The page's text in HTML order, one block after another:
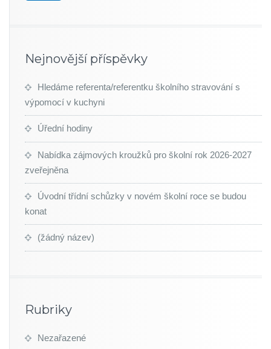
Nejnovější příspěvky
Hledáme referenta/referentku školního stravování s
výpomocí v kuchyni
Úřední hodiny
Nabídka zájmových kroužků pro školní rok 2026-2027
zveřejněna
Úvodní třídní schůzky v novém školní roce se budou
konat
(žádný název)
Rubriky
Nezařazené